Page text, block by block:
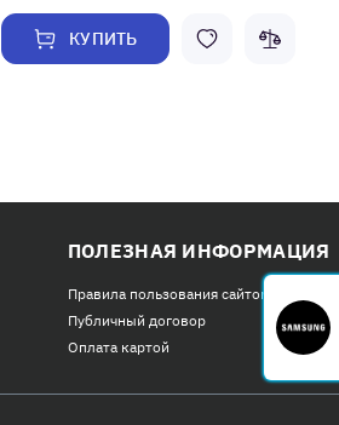
КУПИТЬ
ПОЛЕЗНАЯ ИНФОРМАЦИЯ
Правила пользования сайтом
Публичный договор
Оплата картой